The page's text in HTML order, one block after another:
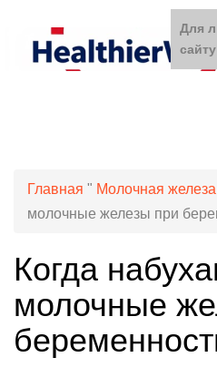
Главная " Молочная железа
молочные железы при
Когда
молочные
Для